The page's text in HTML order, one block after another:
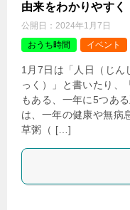
由来をわかりやすく
公開日： 2024年1月7日
おうち時間
イベント
1月7日は「人日（じん
っく）」と書いたり、
もある、一年に5つあ
は、一年の健康や無病
草粥（ […]